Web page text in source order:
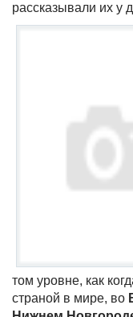
рассказывали их у
том уровне, как
страной в мире, во